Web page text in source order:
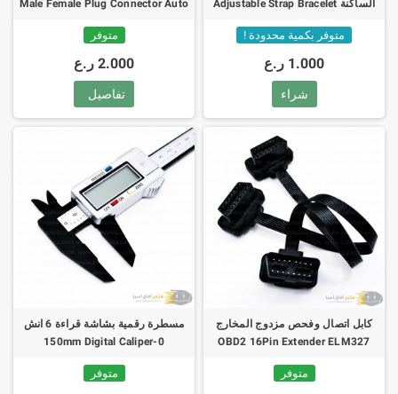
الساكنة Adjustable Strap Bracelet
متوفر بكمية محدودة !
1.000 ر.ع
شراء
Male Female Plug Connector Auto
متوفر
2.000 ر.ع
تفاصيل
كابل اتصال وفحص مزدوج المخارج
OBD2 16Pin Extender ELM327
متوفر
مسطرة رقمية بشاشة قراءة 6 انش
0-150mm Digital Caliper
متوفر